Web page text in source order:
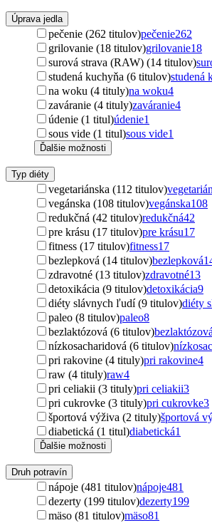
Úprava jedla
pečenie (262 titulov)pečenie262
grilovanie (18 titulov)grilovanie18
surová strava (RAW) (14 titulov)
studená kuchyňa (6 titulov)studená
na woku (4 tituly)na woku4
zaváranie (4 tituly)zaváranie4
údenie (1 titul)údenie1
sous vide (1 titul)sous vide1
Ďalšie možnosti
Typ diéty
vegetariánska (112 titulov)
vegánska (108 titulov)vegánska108
redukčná (42 titulov)redukčná42
pre krásu (17 titulov)pre krásu17
fitness (17 titulov)fitness17
bezlepková (14 titulov)bezlepková
zdravotné (13 titulov)zdravotné13
detoxikácia (9 titulov)detoxikácia9
diéty slávnych ľudí (9 titulov)diéty
paleo (8 titulov)paleo8
bezlaktózová (6 titulov)bezlaktózová
nízkosacharidová (6 titulov)
pri rakovine (4 tituly)pri rakovine4
raw (4 tituly)raw4
pri celiakii (3 tituly)pri celiakii3
pri cukrovke (3 tituly)pri cukrovke3
športová výživa (2 tituly)športová
diabetická (1 titul)diabetická1
Ďalšie možnosti
Druh potravín
nápoje (481 titulov)nápoje481
dezerty (199 titulov)dezerty199
mäso (81 titulov)mäso81